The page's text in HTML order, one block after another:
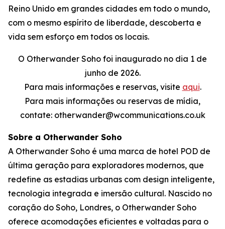
Reino Unido em grandes cidades em todo o mundo,
com o mesmo espírito de liberdade, descoberta e
vida sem esforço em todos os locais.
O Otherwander Soho foi inaugurado no dia 1 de
junho de 2026.
Para mais informações e reservas, visite aqui.
Para mais informações ou reservas de mídia,
contate: otherwander@wcommunications.co.uk
Sobre a Otherwander Soho
A Otherwander Soho é uma marca de hotel POD de
última geração para exploradores modernos, que
redefine as estadias urbanas com design inteligente,
tecnologia integrada e imersão cultural. Nascido no
coração do Soho, Londres, o Otherwander Soho
oferece acomodações eficientes e voltadas para o